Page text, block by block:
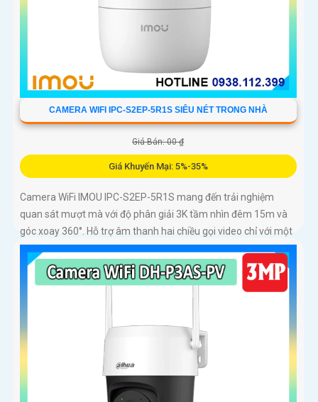
CAMERA WIFI IPC-S2EP-5R1S SIÊU NÉT TRONG NHÀ
Giá Bán: 00 ₫
Giá Khuyến Mại: 5%-35%
Camera WiFi IMOU IPC-S2EP-5R1S mang đến trải nghiệm
quan sát mượt mà với độ phân giải 3K tầm nhìn đêm 15m và
góc xoay 360°. Hỗ trợ âm thanh hai chiều gọi video chỉ với một
chạm và lưu trữ thẻ nhớ tới 256GB